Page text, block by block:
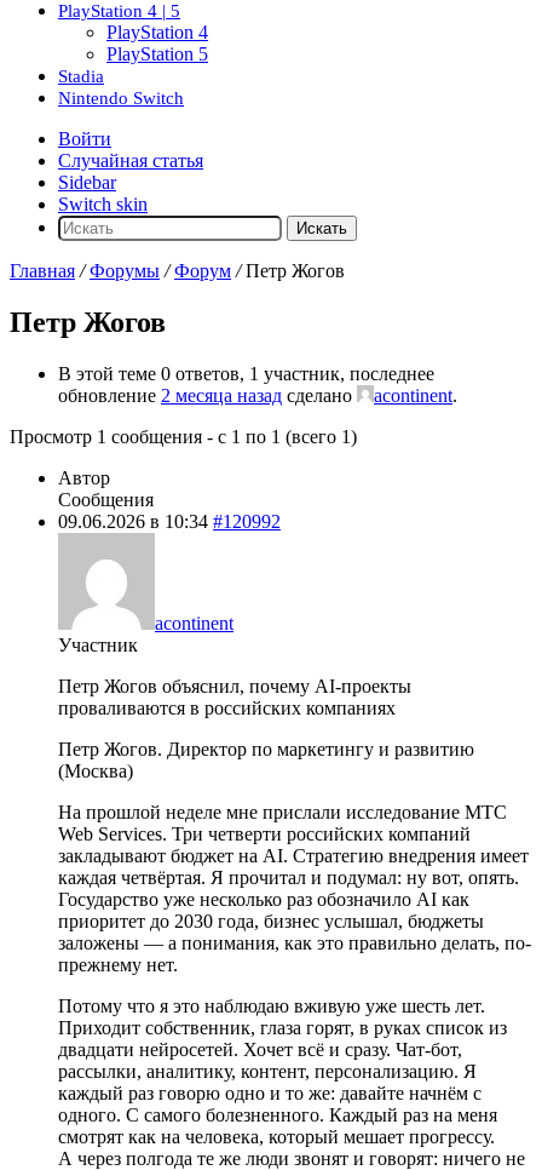
PlayStation 4 | 5
PlayStation 4
PlayStation 5
Stadia
Nintendo Switch
Войти
Случайная статья
Sidebar
Switch skin
Искать
Главная / Форумы / Форум / Петр Жогов
Петр Жогов
В этой теме 0 ответов, 1 участник, последнее
обновление 2 месяца назад сделано acontinent.
Просмотр 1 сообщения - с 1 по 1 (всего 1)
Автор
Сообщения
09.06.2026 в 10:34 #120992
acontinent
Участник
Петр Жогов объяснил, почему AI-проекты
проваливаются в российских компаниях
Петр Жогов. Директор по маркетингу и развитию
(Москва)
На прошлой неделе мне прислали исследование МТС
Web Services. Три четверти российских компаний
закладывают бюджет на AI. Стратегию внедрения имеет
каждая четвёртая. Я прочитал и подумал: ну вот, опять.
Государство уже несколько раз обозначило AI как
приоритет до 2030 года, бизнес услышал, бюджеты
заложены — а понимания, как это правильно делать, по-
прежнему нет.
Потому что я это наблюдаю вживую уже шесть лет.
Приходит собственник, глаза горят, в руках список из
двадцати нейросетей. Хочет всё и сразу. Чат-бот,
рассылки, аналитику, контент, персонализацию. Я
каждый раз говорю одно и то же: давайте начнём с
одного. С самого болезненного. Каждый раз на меня
смотрят как на человека, который мешает прогрессу.
А через полгода те же люди звонят и говорят: ничего не